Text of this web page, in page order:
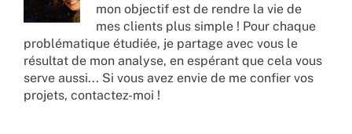
mon objectif est de rendre la vie de
mes clients plus simple ! Pour chaque
problématique étudiée, je partage avec vous le
résultat de mon analyse, en espérant que cela vous
serve aussi... Si vous avez envie de me confier vos
projets, contactez-moi !